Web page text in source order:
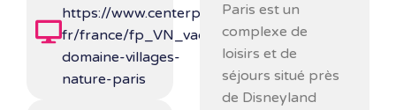
https://www.centerparcs.fr/fr-
fr/france/fp_VN_vacances-
domaine-villages-
nature-paris
Paris est un
complexe de
loisirs et de
séjours situé près
de Disneyland